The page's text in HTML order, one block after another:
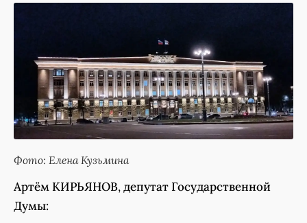
Фото: Елена Кузьмина
Артём КИРЬЯНОВ,депутат Государственной
Думы: